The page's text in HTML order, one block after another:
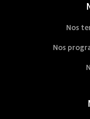
Nos
Nos